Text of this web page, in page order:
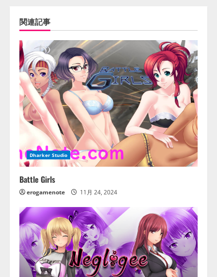
関連記事
Dharker Studio
Battle Girls
erogamenote 11月 24, 2024